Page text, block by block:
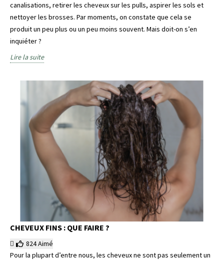
canalisations, retirer les cheveux sur les pulls, aspirer les sols et
nettoyer les brosses. Par moments, on constate que cela se
produit un peu plus ou un peu moins souvent. Mais doit-on s’en
inquiéter ?
Lire la suite
CHEVEUX FINS : QUE FAIRE ?
824Aimé
Pour la plupart d’entre nous, les cheveux ne sont pas seulement un